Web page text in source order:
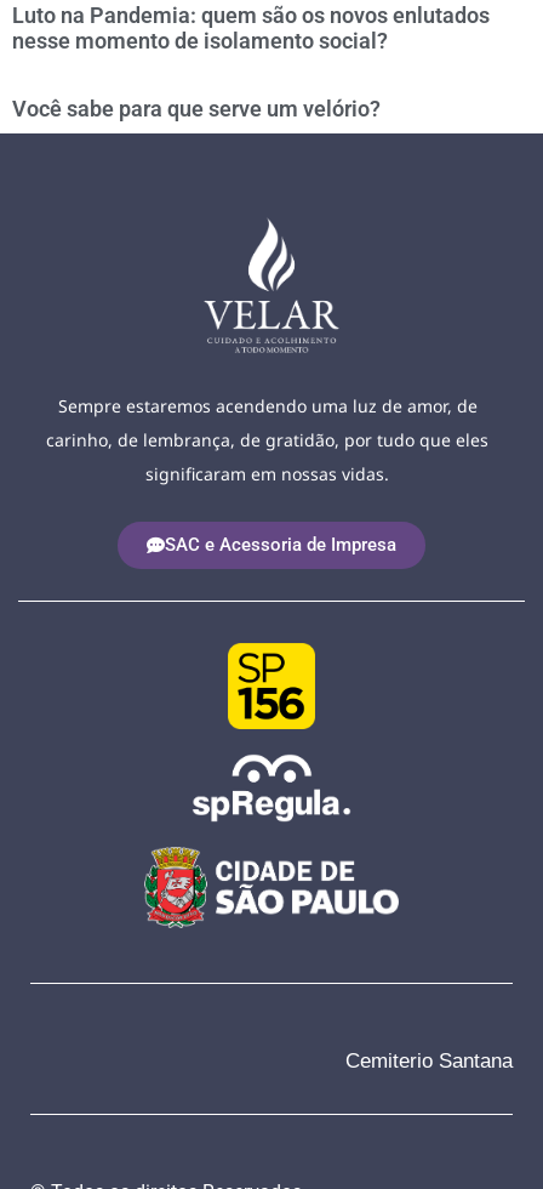
Luto na Pandemia: quem são os novos enlutados
nesse momento de isolamento social?
Você sabe para que serve um velório?
Sempre estaremos acendendo uma luz de amor, de
carinho, de lembrança, de gratidão, por tudo que eles
significaram em nossas vidas.
SAC e Acessoria de Impresa
Cemiterio Santana